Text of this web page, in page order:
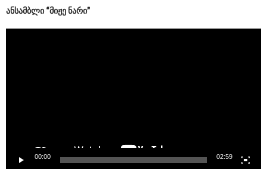
ᲐᲜᲡᲐᲛᲑᲚᲘ “ᲛᲘᲟᲔ ᲜᲐᲠᲘ”
00:00 02:59